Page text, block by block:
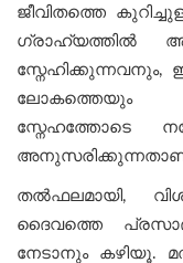
ജീവിതത്തെ
ഗ്രാഹ്യത്തില്‍
ലോകത്തെയും
സ്നേഹത്തോടെ
അനുസരിക്കുന്നതാണ്
തൽഫലമായി,
ദൈവത്തെ
നേടാനും കഴിയൂ.